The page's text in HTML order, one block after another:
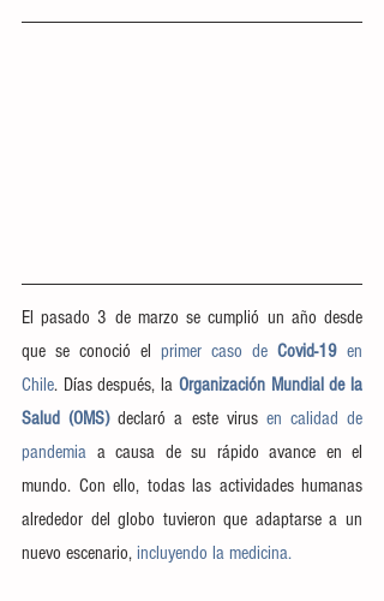
El pasado 3 de marzo se cumplió un año desde
que se conoció el primer caso de Covid-19 en
Chile. Días después, la Organización Mundial de la
Salud (OMS) declaró a este virus en calidad de
pandemia a causa de su rápido avance en el
mundo. Con ello, todas las actividades humanas
alrededor del globo tuvieron que adaptarse a un
nuevo escenario, incluyendo la medicina.